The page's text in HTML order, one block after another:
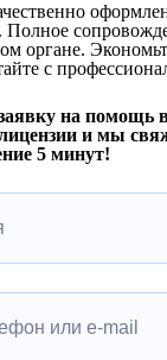
Полное
органе.
с
на помощь
и мы
5 минут!